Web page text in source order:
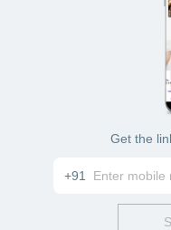
Get the
+91